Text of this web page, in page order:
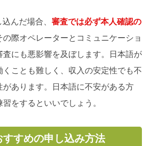
んだ場合、 審査では必ず本人確認の
の際オペレーターとコミュニケーショ
査にも悪影響を及ぼします。日本語が
ことも難しく、収入の安定性でも不
あります。日本語に不安がある方
をするといいでしょう。
すめの申し込み方法